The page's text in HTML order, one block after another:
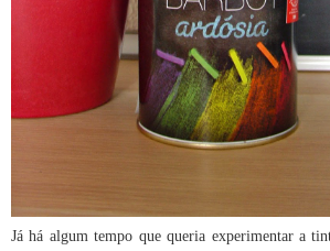
Já há algum tempo que queria experimentar a